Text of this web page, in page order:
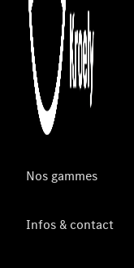
Nos gammes
Infos & contact